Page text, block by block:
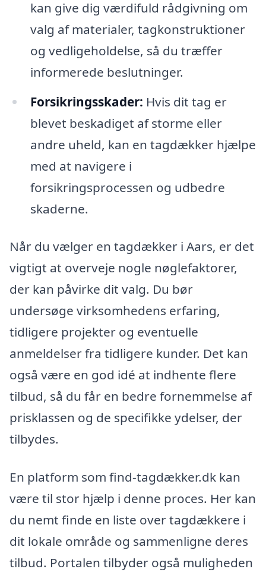
kan give dig værdifuld rådgivning om
valg af materialer, tagkonstruktioner
og vedligeholdelse, så du træffer
informerede beslutninger.
Forsikringsskader: Hvis dit tag er
blevet beskadiget af storme eller
andre uheld, kan en tagdækker hjælpe
med at navigere i
forsikringsprocessen og udbedre
skaderne.
Når du vælger en tagdækker i Aars, er det
vigtigt at overveje nogle nøglefaktorer,
der kan påvirke dit valg. Du bør
undersøge virksomhedens erfaring,
tidligere projekter og eventuelle
anmeldelser fra tidligere kunder. Det kan
også være en god idé at indhente flere
tilbud, så du får en bedre fornemmelse af
prisklassen og de specifikke ydelser, der
tilbydes.
En platform som find-tagdækker.dk kan
være til stor hjælp i denne proces. Her kan
du nemt finde en liste over tagdækkere i
dit lokale område og sammenligne deres
tilbud. Portalen tilbyder også muligheden